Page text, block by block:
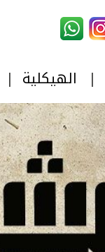
الهيكلية